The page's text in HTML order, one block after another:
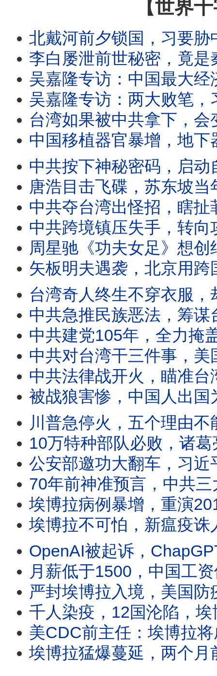
【世界
北戴河前夕锁国，习要胁中共大老？习搞垮经济，使出三板斧宣
李白屡泄前世秘密，竟是秦始皇转世？李白预言绝密天机，今天正在兑
吴嘉隆专访：中国最大经济危机曝光，还能救吗？习近平两大招，火
吴嘉隆专访：两大败笔，习近平21大难连任？中共频扰台海南海，为掩饰无力攻台？台
台湾如果被中共拿下，会变怎么样？台湾人民会得到或失
中国移植器官暴增，地下器官诈骗崛起；器官诈骗难追查，三招套
中共按下神秘密码，启动自我毁灭？全国四大败象涌现，
唐浩目击飞碟，苏东坡当年也见过？美加速公布飞碟机密，外星人即将现身？中
中共夺台湾出怪招，瞎扯菲律宾领土是台湾的？巴丹群岛太重要，招引
中共跨境镇压失手，转向攻击台湾五大罩门；跨境镇压太疯狂，吃
周星驰《功夫女足》想创纪录，中共是拦路虎？星爷电影屡成经典，预
矢板明夫遇袭，北京用跨国镇压逼统台湾？中共发射巨浪
台湾奇人终生不穿衣服，却热心助人守护村庄；似疯非疯藏
中共急推民族恶法，筹谋台海新战争？民族法输出跨国
中共建党105年，全力掩盖五大冤案；大饥荒、文革等冤
中共对台湾干三件事，美国气炸全力反击；北京对台认知战换花招，更耸
中共法律战开火，瞄准台湾跨国镇压、改造思想；中共跨国镇压，一次
被战狼害惨，中国人出国为何不敢亮护照？天天怒骂美日
川普急停火，五个理由不能说；美伊谈判，三大反常引震
10万特种部队必败，诸葛亮八阵图为何战无不胜？司马懿也败
公安部邀功大翻车，习近平生日惨被高级黑；台湾国安局招募中国线人，化身“中
70年前神准预言，中共三大隐蔽战术猛攻台湾；郑丽文访美频
埃博拉病例暴增，重演2014年西非大瘟疫？攻击医护人员、抢夺尸体，病
埃博拉不可怕，新瘟疫诛人又诛心；世卫警告：埃博拉一月已爆发；疫情数据
OpenAI被起诉，ChapGPT如何成犯罪帮凶？马斯克警告AI毁灭人类，AI
月薪低于1500，中国工资倒退17年；中国低薪海啸来袭，中共躺平没救
严封埃博拉入境，美国防疫惊传大破口；伊朗过度消耗美国弹药，日本台湾安全拉警报
千人染疫，12国沦陷，埃博拉扩散为何挡不住？群众围攻医院，夺尸纵火，大批病
美CDC前主任：埃博拉将成大流行病；美国升级严防，国境防线差点破防？世
埃博拉猛爆蔓延，两个月前已爆发？病毒扩散难追查，中国输入风险为何高？